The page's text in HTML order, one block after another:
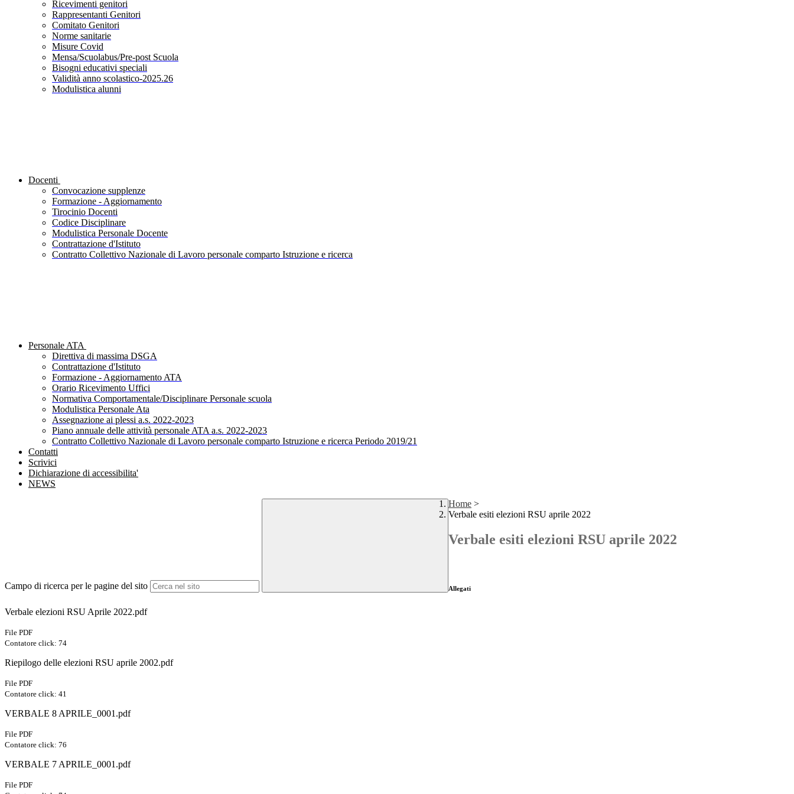
Ricevimenti genitori
Rappresentanti Genitori
Comitato Genitori
Norme sanitarie
Misure Covid
Mensa/Scuolabus/Pre-post Scuola
Bisogni educativi speciali
Validità anno scolastico-2025.26
Modulistica alunni
Docenti
Convocazione supplenze
Formazione - Aggiornamento
Tirocinio Docenti
Codice Disciplinare
Modulistica Personale Docente
Contrattazione d'Istituto
Contratto Collettivo Nazionale di Lavoro personale comparto Istruzione e ricerca
Personale ATA
Direttiva di massima DSGA
Contrattazione d'Istituto
Formazione - Aggiornamento ATA
Orario Ricevimento Uffici
Normativa Comportamentale/Disciplinare Personale scuola
Modulistica Personale Ata
Assegnazione ai plessi a.s. 2022-2023
Piano annuale delle attività personale ATA a.s. 2022-2023
Contratto Collettivo Nazionale di Lavoro personale comparto Istruzione e ricerca Periodo 2019/21
Contatti
Scrivici
Dichiarazione di accessibilita'
NEWS
Campo di ricerca per le pagine del sito
Home >
Verbale esiti elezioni RSU aprile 2022
Verbale esiti elezioni RSU aprile 2022
Allegati
Verbale elezioni RSU Aprile 2022.pdf
File PDF
Contatore click: 74
Riepilogo delle elezioni RSU aprile 2002.pdf
File PDF
Contatore click: 41
VERBALE 8 APRILE_0001.pdf
File PDF
Contatore click: 76
VERBALE 7 APRILE_0001.pdf
File PDF